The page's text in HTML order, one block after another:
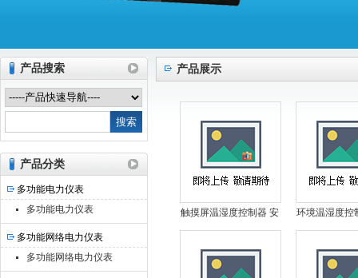
江苏艾斯特电气有限公司
产品搜索
产品分类
多功能电力仪表
多功能电力仪表
多功能网络电力仪表
多功能网络电力仪表
产品展示
触摸屏温湿度控制器 安
科瑞温湿度控制器 温湿
度控制器哪里卖
环境温湿度控
瑞温湿度控制
湿度控制